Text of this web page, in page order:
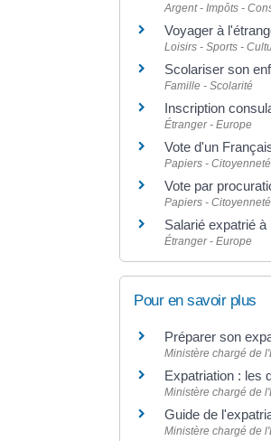
Argent - Impôts -
Voyager à
Loisirs - Sports -
Scolariser son
Famille - Scolarité
Inscription
Étranger - Europe
Vote d'un
Papiers -
Vote par
Papiers -
Salarié expatrié à
Étranger - Europe
Pour en savoir plus
Préparer son
Ministère chargé de
Expatriation : les
Ministère chargé de
Guide de
Ministère chargé de